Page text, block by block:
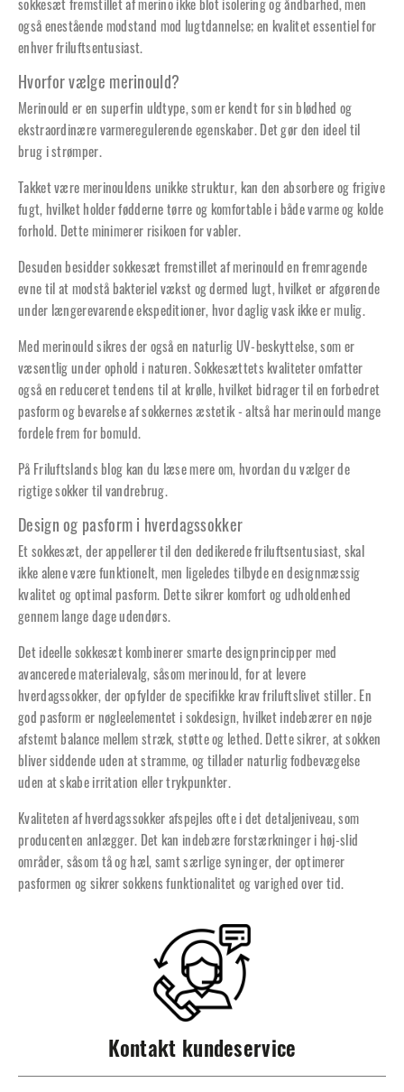
sokkesæt fremstillet af merino ikke blot isolering og åndbarhed, men
også enestående modstand mod lugtdannelse; en kvalitet essentiel for
enhver friluftsentusiast.
Hvorfor vælge merinould?
Merinould er en superfin uldtype, som er kendt for sin blødhed og
ekstraordinære varmeregulerende egenskaber. Det gør den ideel til
brug i strømper.
Takket være merinouldens unikke struktur, kan den absorbere og frigive
fugt, hvilket holder fødderne tørre og komfortable i både varme og kolde
forhold. Dette minimerer risikoen for vabler.
Desuden besidder sokkesæt fremstillet af merinould en fremragende
evne til at modstå bakteriel vækst og dermed lugt, hvilket er afgørende
under længerevarende ekspeditioner, hvor daglig vask ikke er mulig.
Med merinould sikres der også en naturlig UV-beskyttelse, som er
væsentlig under ophold i naturen. Sokkesættets kvaliteter omfatter
også en reduceret tendens til at krølle, hvilket bidrager til en forbedret
pasform og bevarelse af sokkernes æstetik - altså har merinould mange
fordele frem for bomuld.
På Friluftslands blog kan du læse mere om, hvordan du vælger de
rigtige sokker til vandrebrug.
Design og pasform i hverdagssokker
Et sokkesæt, der appellerer til den dedikerede friluftsentusiast, skal
ikke alene være funktionelt, men ligeledes tilbyde en designmæssig
kvalitet og optimal pasform. Dette sikrer komfort og udholdenhed
gennem lange dage udendørs.
Det ideelle sokkesæt kombinerer smarte designprincipper med
avancerede materialevalg, såsom merinould, for at levere
hverdagssokker, der opfylder de specifikke krav friluftslivet stiller. En
god pasform er nøgleelementet i sokdesign, hvilket indebærer en nøje
afstemt balance mellem stræk, støtte og lethed. Dette sikrer, at sokken
bliver siddende uden at stramme, og tillader naturlig fodbevægelse
uden at skabe irritation eller trykpunkter.
Kvaliteten af hverdagssokker afspejles ofte i det detaljeniveau, som
producenten anlægger. Det kan indebære forstærkninger i høj-slid
områder, såsom tå og hæl, samt særlige syninger, der optimerer
pasformen og sikrer sokkens funktionalitet og varighed over tid.
Kontakt kundeservice